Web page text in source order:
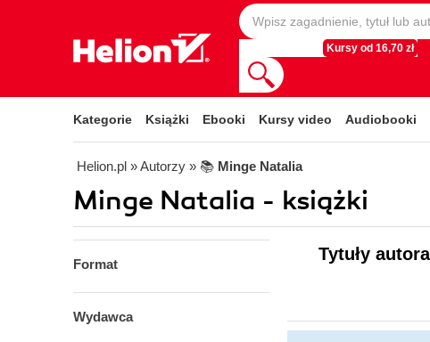
Kursy od 16,70 zł
Kategorie Książki Ebooki Kursy video Audiobooki
Helion.pl » Autorzy » 📚 Minge Natalia
Minge Natalia - książki
Format
Wydawca
Tytuły